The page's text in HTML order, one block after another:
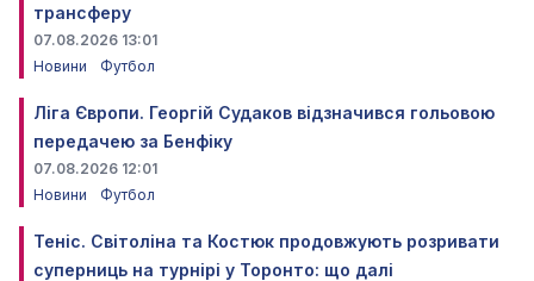
трансферу
07.08.2026 13:01
Новини
Футбол
Ліга Європи. Георгій Судаков відзначився гольовою
передачею за Бенфіку
07.08.2026 12:01
Новини
Футбол
Теніс. Світоліна та Костюк продовжують розривати
суперниць на турнірі у Торонто: що далі